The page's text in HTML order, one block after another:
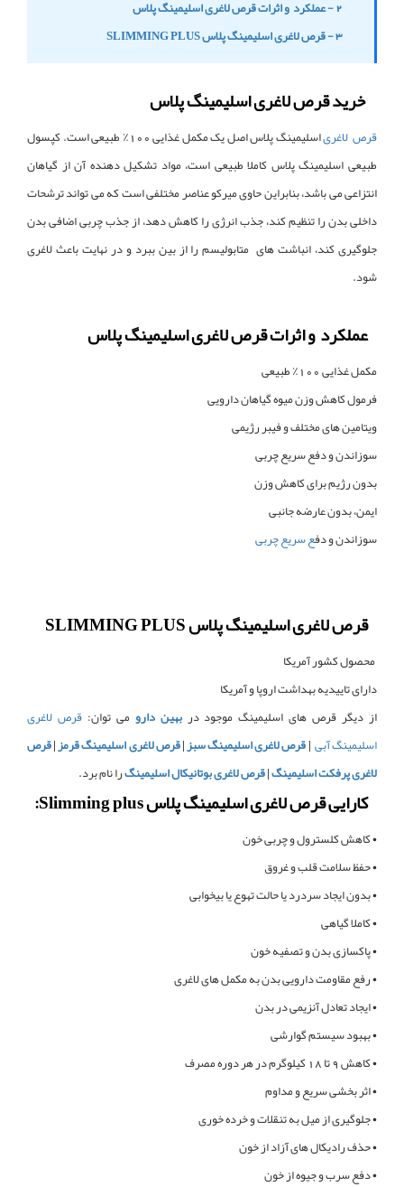
2 - عملکرد و اثرات قرص لاغری اسلیمینگ پلاس
3 - قرص لاغری اسلیمینگ پلاس SLIMMING PLUS
خرید قرص لاغری اسلیمینگ پلاس
قرص لاغری
اسلیمینگ پلاس اصل یک مکمل غذایی 100٪ طبیعی است. کپسول
طبیعی اسلیمینگ پلاس کاملا طبیعی است، مواد تشکیل دهنده آن از گیاهان
انتزاعی می باشد، بنابراین حاوی میرکو عناصر مختلفی است که می تواند ترشحات
داخلی بدن را تنظیم کند، جذب انرژی را کاهش دهد، از جذب چربی اضافی بدن
جلوگیری کند، انباشت های متابولیسم را از بین ببرد و در نهایت باعث لاغری
شود.
عملکرد و اثرات قرص لاغری اسلیمینگ پلاس
مکمل غذایی 100٪ طبیعی
فرمول کاهش وزن میوه گیاهان دارویی
ویتامین های مختلف و فیبر رژیمی
سوزاندن و دفع سریع چربی
بدون رژیم برای کاهش وزن
ایمن، بدون عارضه جانبی
سوزاندن و دفع سریع چربی
قرص لاغری اسلیمینگ پلاس SLIMMING PLUS
محصول کشور آمریکا
دارای تاییدیه بهداشت اروپا و آمریکا
از دیگر قرص های اسلیمینگ موجود در بهین دارو می توان:قرص لاغری
اسلیمینگ آبی|قرص لاغری اسلیمینگ سبز|قرص لاغری اسلیمینگ قرمز|قرص
لاغری پرفکت اسلیمینگ|قرص لاغری بوتانیکال اسلیمینگرا نام برد.
کارایی قرص لاغری اسلیمینگ پلاس Slimming plus:
• کاهش کلسترول و چربی خون
• حفظ سلامت قلب و غروق
• بدون ایجاد سردرد یا حالت تهوع یا بیخوابی
• کاملا گیاهی
• پاکسازی بدن و تصفیه خون
• رفع مقاومت دارویی بدن به مکمل های لاغری
• ایجاد تعادل آنزیمی در بدن
• بهبود سیستم گوارشی
• کاهش 9 تا 18 کیلوگرم در هر دوره مصرف
• اثر بخشی سریع و مداوم
• جلوگیری از میل به تنقلات و خرده خوری
• حذف رادیکال های آزاد از خون
• دفع سرب و جیوه از خون